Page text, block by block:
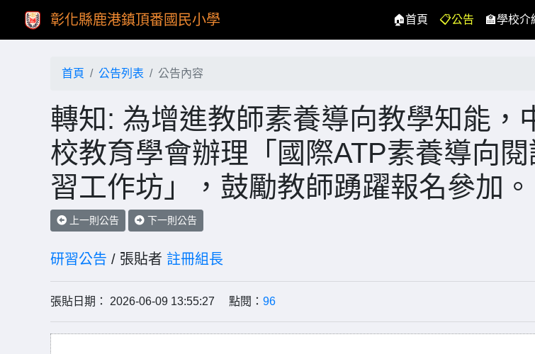
彰化縣鹿港鎮頂番國民小學 🏠首頁(current)
📋公告 🏫學校介
首頁 公告列表 公告內容
轉知: 為增進教師素養導向教學知能，
校教育學會辦理「國際ATP素養導向
習工作坊」，鼓勵教師踴躍報名參加。
上一則公告 下一則公告
研習公告 / 張貼者 註冊組長
張貼日期： 2026-06-09 13:55:27 點閱： 96